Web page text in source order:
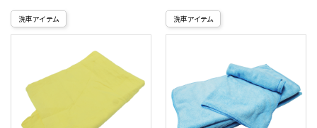
洗車アイテム 洗車アイテム